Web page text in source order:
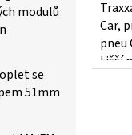
modulů
se
51mm
Car,
pneu
tišší